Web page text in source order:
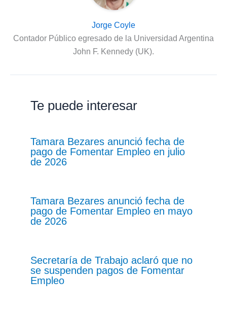
Jorge Coyle
Contador Público egresado de la Universidad Argentina
John F. Kennedy (UK).
Te puede interesar
Tamara Bezares anunció fecha de
pago de Fomentar Empleo en julio
de 2026
Tamara Bezares anunció fecha de
pago de Fomentar Empleo en mayo
de 2026
Secretaría de Trabajo aclaró que no
se suspenden pagos de Fomentar
Empleo